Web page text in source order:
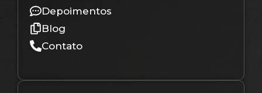
Depoimentos
Blog
Contato